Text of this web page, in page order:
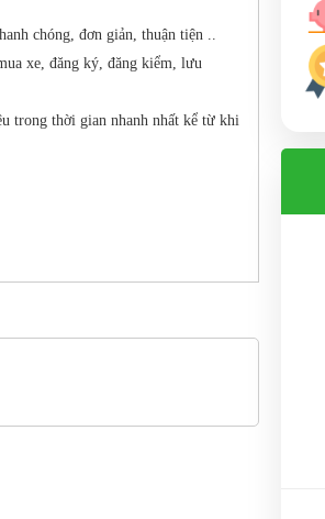
chóng, đơn giản, thuận tiện ..
xe, đăng ký, đăng kiểm, lưu
trong thời gian nhanh nhất kể từ khi